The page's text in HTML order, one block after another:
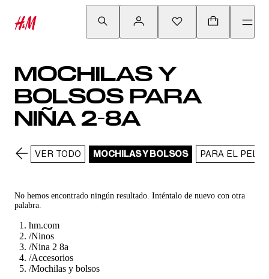
MOCHILAS Y
BOLSOS PARA
NIÑA 2-8A
VER TODO MOCHILAS Y BOLSOS PARA EL PELO
No hemos encontrado ningún resultado. Inténtalo de nuevo con otra
palabra.
hm.com
/Ninos
/Nina 2 8a
/Accesorios
/Mochilas y bolsos